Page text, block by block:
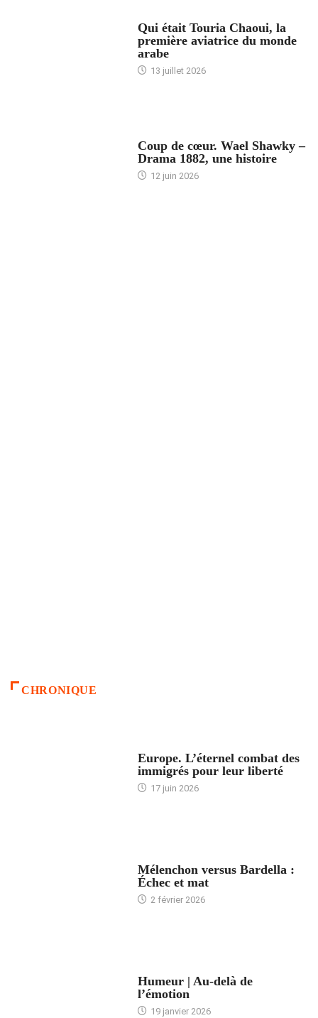
Qui était Touria Chaoui, la
première aviatrice du monde
arabe
13 juillet 2026
Coup de cœur. Wael Shawky –
Drama 1882, une histoire
12 juin 2026
CHRONIQUE
Europe. L’éternel combat des
immigrés pour leur liberté
17 juin 2026
Mélenchon versus Bardella :
Échec et mat
2 février 2026
Humeur | Au-delà de
l’émotion
19 janvier 2026